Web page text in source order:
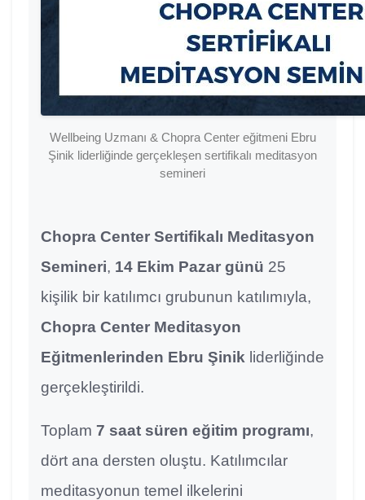
Wellbeing Uzmanı & Chopra Center eğitmeni Ebru
Şinik liderliğinde gerçekleşen sertifikalı meditasyon
semineri
Chopra Center Sertifikalı Meditasyon
Semineri, 14 Ekim Pazar günü 25
kişilik bir katılımcı grubunun katılımıyla,
Chopra Center Meditasyon
Eğitmenlerinden Ebru Şinik liderliğinde
gerçekleştirildi.
Toplam 7 saat süren eğitim programı,
dört ana dersten oluştu. Katılımcılar
meditasyonun temel ilkelerini